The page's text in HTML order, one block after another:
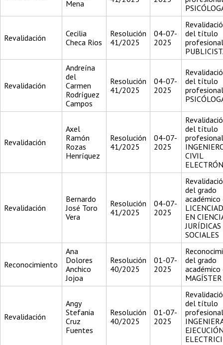
Mena
Revalidación
Cecilia
Checa Rios
Resolución
41/2025
04-07-
2025
del título
Revalidación
Andreína
del
Carmen
Rodríguez
Campos
Resolución
41/2025
04-07-
2025
del título
Revalidación
Axel
Ramón
Rozas
Henríquez
Resolución
41/2025
04-07-
2025
del título
CIVIL
Revalidación
Bernardo
José Toro
Vera
Resolución
41/2025
04-07-
2025
del grado
académico
EN
JURÍDICAS
SOCIALES
Reconocimiento
Ana
Dolores
Anchico
Jojoa
Resolución
40/2025
01-07-
2025
del grado
académico
MAGÍSTER
Revalidación
Angy
Stefania
Cruz
Fuentes
Resolución
40/2025
01-07-
2025
del título